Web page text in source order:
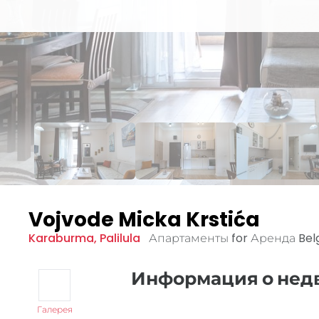
Vojvode Micka Krstića
Karaburma, Palilula Апартаменты for Аренда
Галерея
Информация о